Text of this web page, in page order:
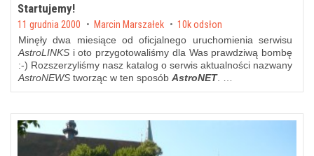
Startujemy!
Posted on
11 grudnia 2000 byMarcin Marszałek 10k odsłon
Minęły dwa miesiące od oficjalnego uruchomienia serwisu
AstroLINKS i oto przygotowaliśmy dla Was prawdziwą bombę
:-) Rozszerzyliśmy nasz katalog o serwis aktualności nazwany
AstroNEWS tworząc w ten sposób AstroNET. …